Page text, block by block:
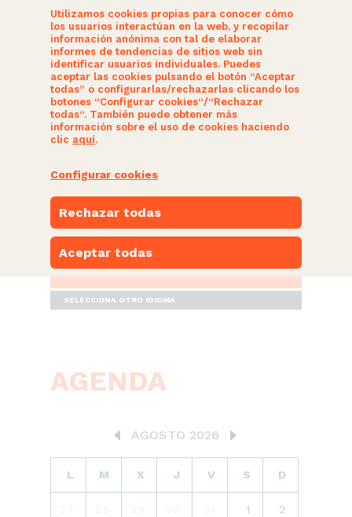
SOMOS CIUDADANOS
ACTUALIDAD
PARTICIPA
ESPACIO NARANJA
SELECCIONA OTRO IDIOMA
Utilizamos cookies propias para conocer cómo
los usuarios interactúan en la web, y recopilar
información anónima con tal de elaborar
informes de tendencias de sitios web sin
identificar usuarios individuales. Puedes
aceptar las cookies pulsando el botón “Aceptar
todas” o configurarlas/rechazarlas clicando los
botones “Configurar cookies“/“Rechazar
todas“. También puede obtener más
información sobre el uso de cookies haciendo
clic aquí.
Configurar cookies
Rechazar todas
Aceptar todas
AGENDA
AGOSTO 2026
L M X J V S D
1 2